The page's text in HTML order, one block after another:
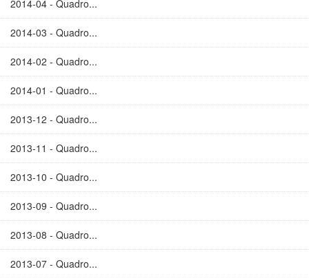
2014-04 - Quadro...
2014-03 - Quadro...
2014-02 - Quadro...
2014-01 - Quadro...
2013-12 - Quadro...
2013-11 - Quadro...
2013-10 - Quadro...
2013-09 - Quadro...
2013-08 - Quadro...
2013-07 - Quadro...